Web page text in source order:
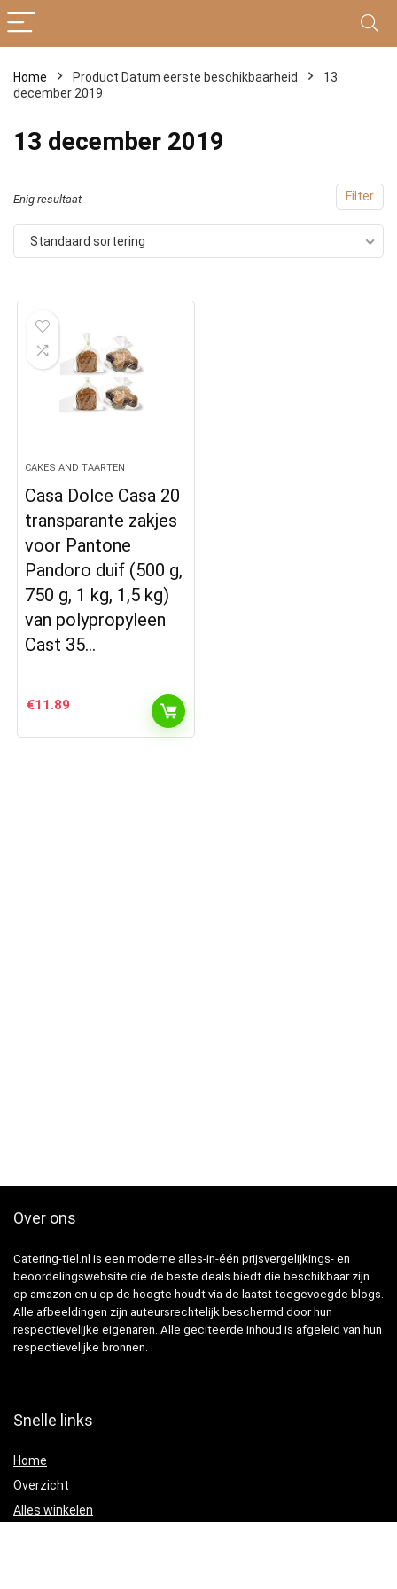
Home Product Datum eerste beschikbaarheid
13
december 2019
13 december 2019
Filter
Enig resultaat
Standaard sortering
CAKES AND TAARTEN
Casa Dolce Casa 20
transparante zakjes
voor Pantone
Pandoro duif (500 g,
750 g, 1 kg, 1,5 kg)
van polypropyleen
Cast 35…
€11.89
Over ons
Catering-tiel.nl is een moderne alles-in-één prijsvergelijkings- en
beoordelingswebsite die de beste deals biedt die beschikbaar zijn
op amazon en u op de hoogte houdt via de laatst toegevoegde blogs.
Alle afbeeldingen zijn auteursrechtelijk beschermd door hun
respectievelijke eigenaren. Alle geciteerde inhoud is afgeleid van hun
respectievelijke bronnen.
Snelle links
Home
Overzicht
Alles winkelen